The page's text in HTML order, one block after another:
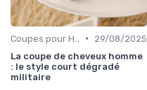
•
29/08/2025
La coupe de cheveux homme
: le style court dégradé
militaire